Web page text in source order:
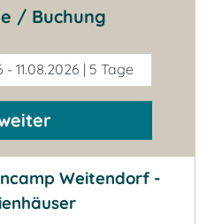
/ Buchung
- 11.08.2026 | 5 Tage
Weitendorf -